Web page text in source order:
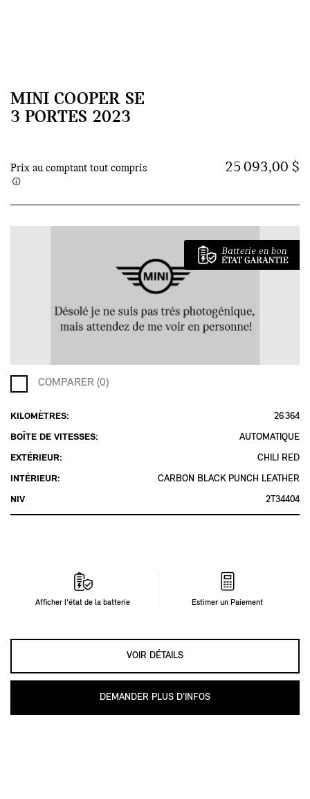
MINI COOPER SE
3 PORTES 2023
Prix au comptant tout compris 25 093,00 $
COMPARER (0)
KILOMÈTRES:
BOÎTE DE VITESSES:
EXTÉRIEUR:
INTÉRIEUR:
NIV
26 364
AUTOMATIQUE
CHILI RED
CARBON BLACK PUNCH LEATHER
2T34404
Afficher l'état de la batterie Estimer un Paiement
VOIR DÉTAILS
DEMANDER PLUS D’INFOS